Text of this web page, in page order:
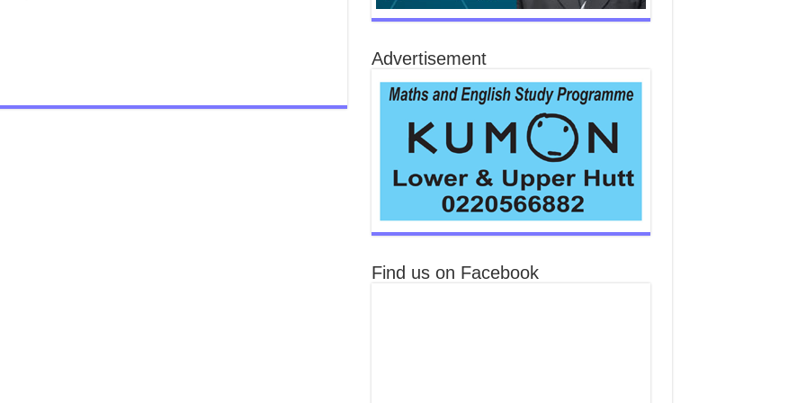
Advertisement
Find us on Facebook